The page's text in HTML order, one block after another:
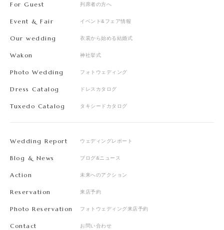
For Guest 列席者の方へ
Event & Fair イベント&フェア情報
Our wedding 衣裳から始める結婚式
Wakon 神社挙式
Photo Wedding フォトウェディング
Dress Catalog ドレスカタログ
Tuxedo Catalog タキシードカタログ
Wedding Report ウェディングレポート
Blog & News ブログ&ニュース
Action 未来へのアクション
Reservation 来店予約
Photo Reservation フォトウェディング来店予約
Contact お問い合わせ